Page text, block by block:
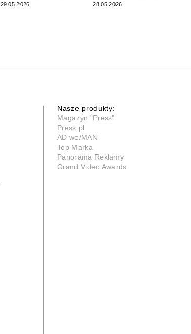
29.05.2026 28.05.2026
Nasze produkty:
Magazyn "Press"
Press.pl
AD wo/MAN
Top Marka
Panorama Reklamy
Grand Video Awards